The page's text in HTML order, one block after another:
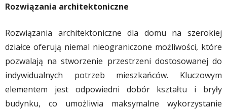
Rozwiązania architektoniczne
Rozwiązania architektoniczne dla domu na szerokiej
działce oferują niemal nieograniczone możliwości, które
pozwalają na stworzenie przestrzeni dostosowanej do
indywidualnych potrzeb mieszkańców. Kluczowym
elementem jest odpowiedni dobór kształtu i bryły
budynku, co umożliwia maksymalne wykorzystanie